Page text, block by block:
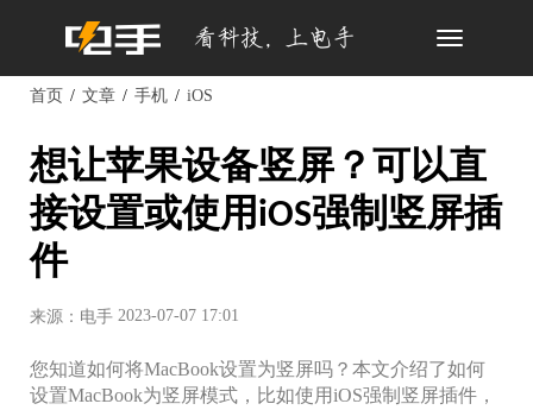
Toggle
首页 文章 手机 iOS
想让苹果设备竖屏？可以直
接设置或使用iOS强制竖屏插
件
来源：电手 2023-07-07 17:01
您知道如何将MacBook设置为竖屏吗？本文介绍了如何
设置MacBook为竖屏模式，比如使用iOS强制竖屏插件，